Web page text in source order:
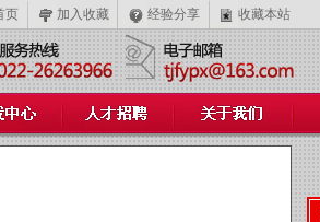
收藏本站
经验分享
加入收藏
页